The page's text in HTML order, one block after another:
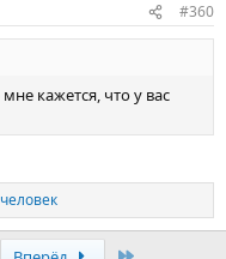
#360
кажется, что у вас